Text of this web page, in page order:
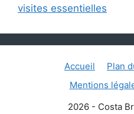
visites essentielles
Accueil Plan
Mentions
2026 - Costa